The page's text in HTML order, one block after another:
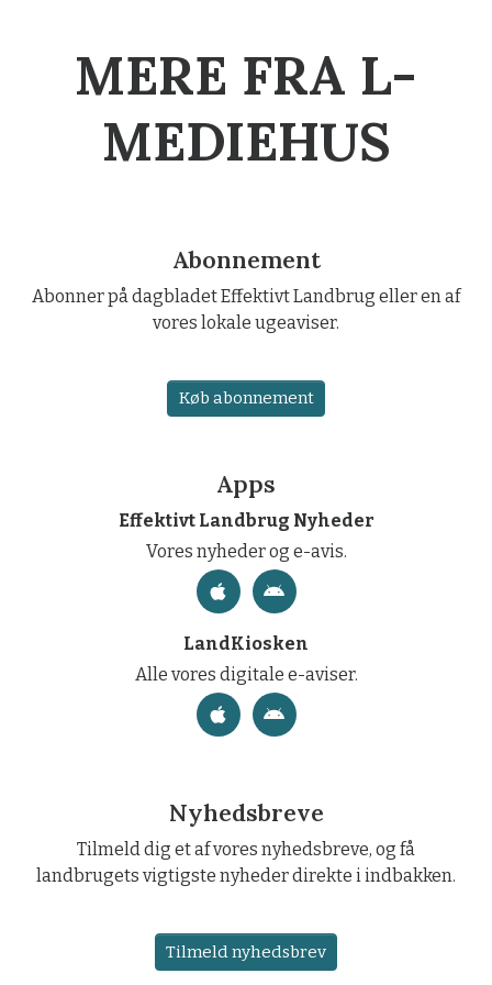
MERE FRA L-
MEDIEHUS
Abonnement
Abonner på dagbladet Effektivt Landbrug eller en af
vores lokale ugeaviser.
Køb abonnement
Apps
Effektivt Landbrug Nyheder
Vores nyheder og e-avis.
LandKiosken
Alle vores digitale e-aviser.
Nyhedsbreve
Tilmeld dig et af vores nyhedsbreve, og få
landbrugets vigtigste nyheder direkte i indbakken.
Tilmeld nyhedsbrev